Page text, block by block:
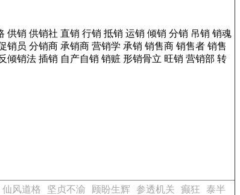
供销 供销社 直销 行销 抵销 运销 倾销 分销 吊销 销魂
销员 分销商 承销商 营销学 承销 销售商 销售者 销售
倾销法 插销 自产自销 销赃 形销骨立 旺销 营销部 转
仙风道格 坚贞不渝 顾盼生辉 参透机关 癫狂
泰半